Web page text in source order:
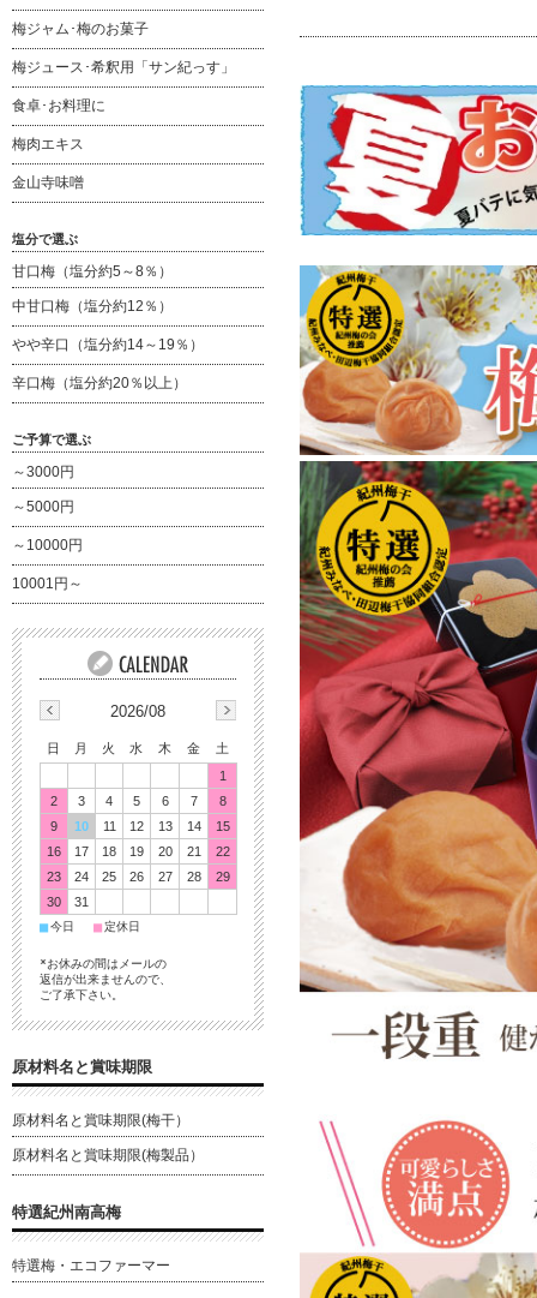
梅ジャム･梅のお菓子
梅ジュース･希釈用「サン紀っす」
食卓･お料理に
梅肉エキス
金山寺味噌
塩分で選ぶ
甘口梅（塩分約5～8％）
中甘口梅（塩分約12％）
やや辛口（塩分約14～19％）
辛口梅（塩分約20％以上）
ご予算で選ぶ
～3000円
～5000円
～10000円
10001円～
2026/08
日 月 火 水 木 金
土
1
2
3 4 5 6 7
8
9
10 11 12 13 14
15
16
17 18 19 20 21
22
23
24 25 26 27 28
29
30
31
■今日 ■定休日
*お休みの間はメールの
返信が出来ませんので、
ご了承下さい。
原材料名と賞味期限
原材料名と賞味期限(梅干）
原材料名と賞味期限(梅製品）
特選紀州南高梅
特選梅・エコファーマー